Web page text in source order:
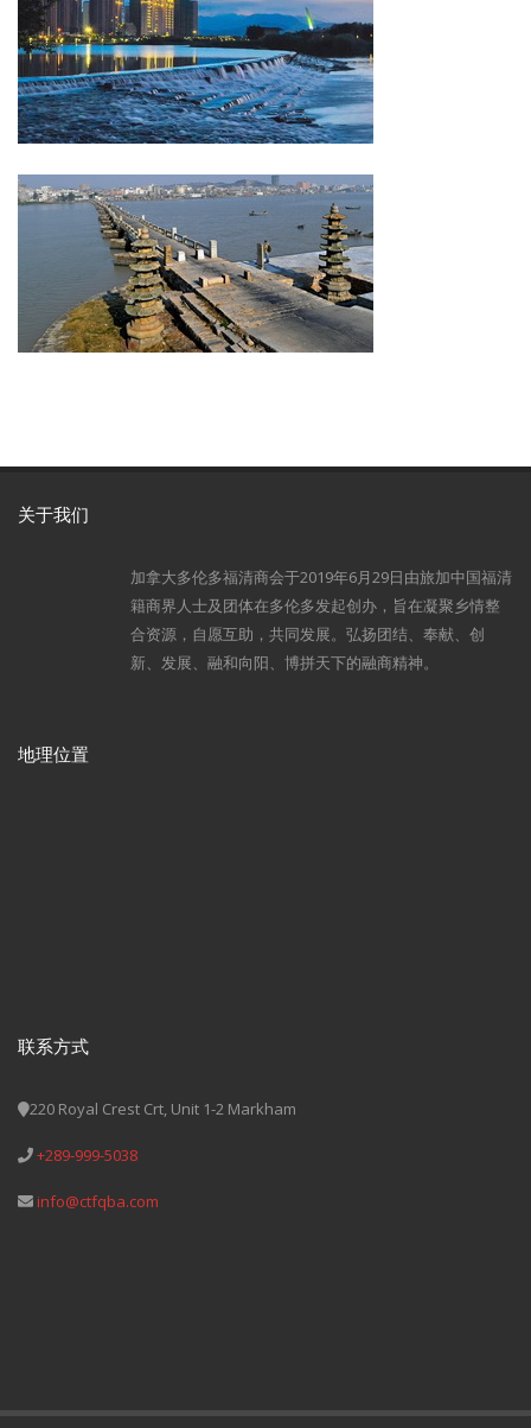
关于我们
加拿大多伦多福清商会于2019年6月29日由旅加中国福清
籍商界人士及团体在多伦多发起创办，旨在凝聚乡情整
合资源，自愿互助，共同发展。弘扬团结、奉献、创
新、发展、融和向阳、博拼天下的融商精神。
地理位置
联系方式
220 Royal Crest Crt, Unit 1-2 Markham
+289-999-5038
info@ctfqba.com